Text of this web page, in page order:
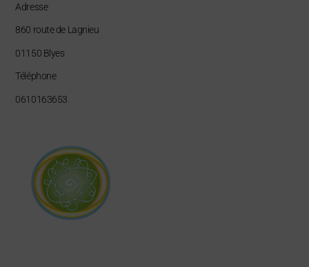
Adresse
860 route de Lagnieu
01150 Blyes
Téléphone
0610163653